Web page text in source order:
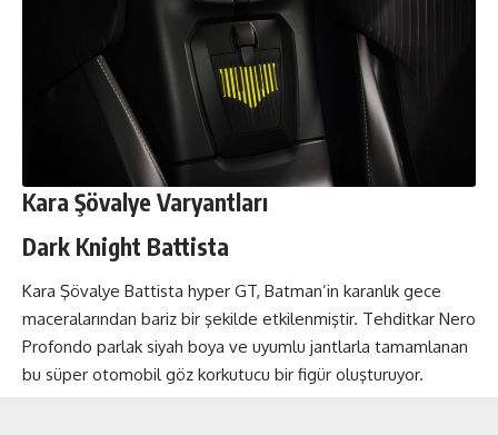
Kara Şövalye Varyantları
Dark Knight Battista
Kara Şövalye Battista hyper GT, Batman’in karanlık gece
maceralarından bariz bir şekilde etkilenmiştir. Tehditkar Nero
Profondo parlak siyah boya ve uyumlu jantlarla tamamlanan
bu süper otomobil göz korkutucu bir figür oluşturuyor.